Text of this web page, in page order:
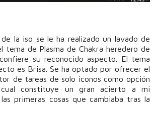
la iso se le ha realizado un lavado de
tema de Plasma de Chakra heredero de
su reconocido aspecto. El tema
es Brisa. Se ha optado por ofrecer el
de tareas de solo iconos como opción
constituye un gran acierto a mi
primeras cosas que cambiaba tras la